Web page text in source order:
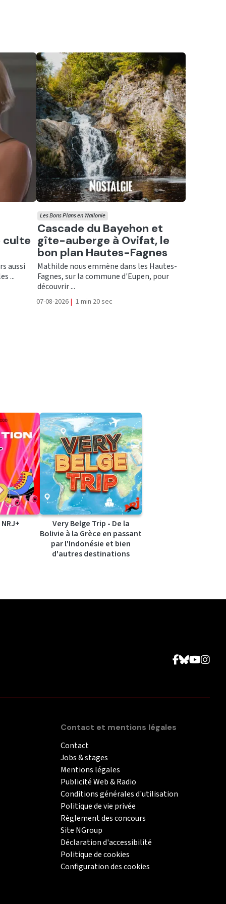
culte
aussi
...
Ecouter
Cascade du Bayehon et
gîte-auberge à Ovifat, le
bon plan Hautes-Fagnes
Les Bons Plans en Wallonie
Mathilde nous emmène dans les Hautes-
Fagnes, sur la commune d'Eupen, pour
découvrir ...
07-08-2026 | 1 min 20 sec
Very Belge Trip - De la
Bolivie à la Grèce en passant
par l'Indonésie et bien
d'autres destinations
Contact et mentions légales
Contact
Jobs & stages
Mentions légales
Publicité Web & Radio
Conditions générales d'utilisation
Politique de vie privée
Règlement des concours
Site NGroup
Déclaration d'accessibilité
Politique de cookies
Configuration des cookies